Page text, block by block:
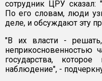
сотрудник ЦРУ
По его словам, люди
деле, и обсуждают эту
"В их власти -
неприкосновенностью
государства,
наблюдение", -